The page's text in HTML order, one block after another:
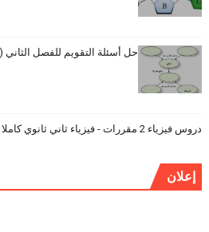
حل أسئلة التقويم للفصل
دروس فيزياء 2 مقررات - فيزياء ثاني ثانوي كاملا
إعلان